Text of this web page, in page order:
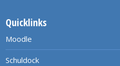
Quicklinks
Moodle
Schuldock